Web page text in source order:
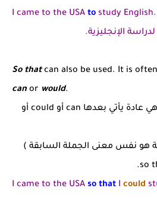
I came to the USA to study English.
الإنجليزية.
So thatcan also be used. It is
can or would.
يمكن استخدام so that وهي عادة يأتي بعدها can أو could أو
هو نفس معنى الجملة السابقة )
I came to the USA so that I could